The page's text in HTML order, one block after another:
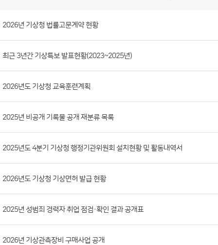
공
개
정
보
목
록
류,
첨
부
일,
조
회
2026년 기상청 법률고문계약 현황
최근 3년간 기상특보 발표현황(2023~2025년)
2026년도 기상청 교육훈련계획
2025년 비공개 기록물 공개 재분류 목록
2025년도 4분기 기상청 행정기관위원회 설치현황 및 활동내역서
2026년도 기상청 기상면허 발급 현황
2025년 성범죄 경력자 취업 점검·확인 결과 공개표
2026년 기상관측장비 구매사업 공개